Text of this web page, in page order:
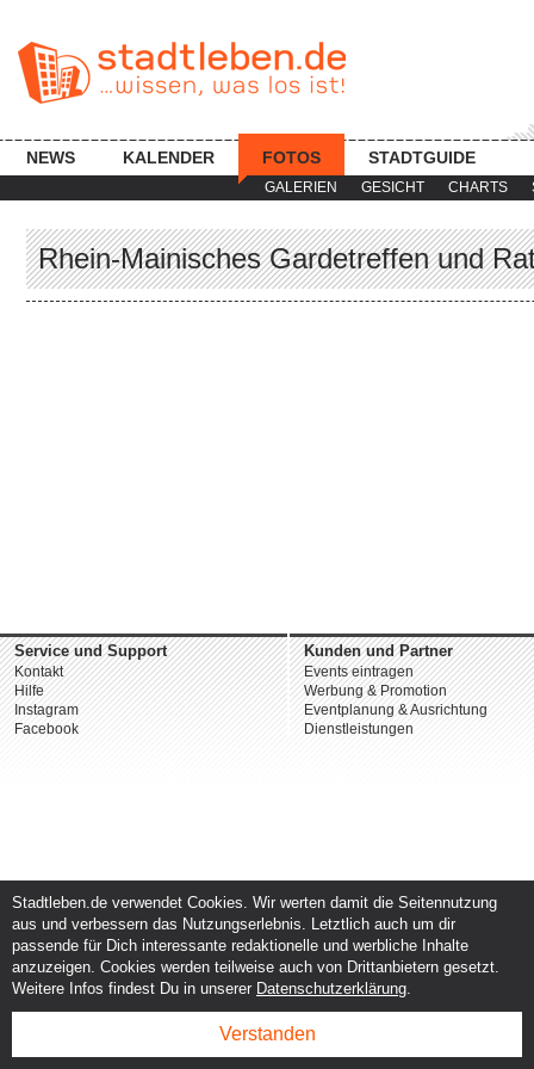
GALERIEN GESICHT CHARTS
NEWS KALENDER FOTOS STADTGUIDE
Rhein-Mainisches Gardetreffen und
Service und Support
Kontakt
Hilfe
Instagram
Facebook
Kunden und Partner
Events eintragen
Werbung & Promotion
Eventplanung & Ausrichtung
Dienstleistungen
Stadtleben.de verwendet Cookies. Wir werten damit die Seitennutzung
aus und verbessern das Nutzungserlebnis. Letztlich auch um dir
passende für Dich interessante redaktionelle und werbliche Inhalte
anzuzeigen. Cookies werden teilweise auch von Drittanbietern gesetzt.
Weitere Infos findest Du in unserer Datenschutzerklärung.
Verstanden